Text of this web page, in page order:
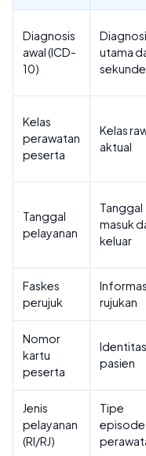
Diagnosis
awal (ICD-
10)
utama
Kelas
perawatan
peserta
Kelas
aktual
Tanggal
pelayanan
Tanggal
masuk
keluar
Faskes
perujuk
rujukan
Nomor
kartu
peserta
Identitas
pasien
Jenis
pelayanan
(RI/RJ)
Tipe
episode